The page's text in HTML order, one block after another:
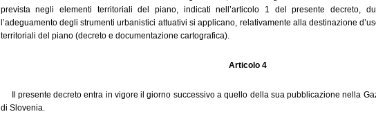
prevista negli elementi territoriali del piano, indicati nell’articolo 1 del presente decreto,
l’adeguamento degli strumenti urbanistici attuativi si applicano, relativamente alla destinazione
territoriali del piano (decreto e documentazione cartografica).
Articolo 4
Il presente decreto entra in vigore il giorno successivo a quello della sua pubblicazione nella
di Slovenia.